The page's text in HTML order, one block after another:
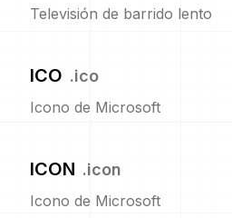
Televisión de barrido lento
ICO .ico
Icono de Microsoft
ICON .icon
Icono de Microsoft